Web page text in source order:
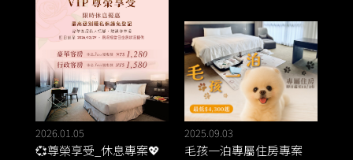
2026.01.05
💞尊榮享受_休息專案💖
2025.09.03
毛孩一泊專屬住房專案